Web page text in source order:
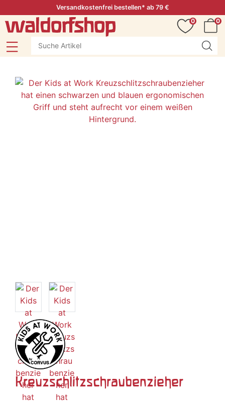
Versandkostenfrei bestellen* ab 79 €
0
0
Kreuzschlitzschraubenzieher